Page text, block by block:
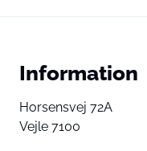
Information
Horsensvej 72A
Vejle 7100